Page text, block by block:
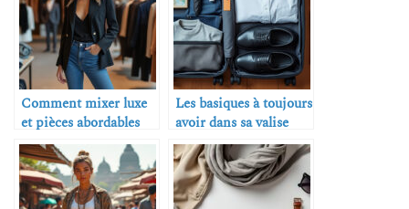
Comment mixer luxe
et pièces abordables
Les basiques à toujours
avoir dans sa valise